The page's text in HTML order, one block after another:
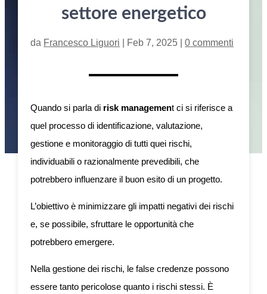
settore energetico
da Francesco Liguori Feb 7, 2025 |0 commenti
Quando si parla di risk management ci si riferisce a
quel processo di identificazione, valutazione,
gestione e monitoraggio di tutti quei rischi,
individuabili o razionalmente prevedibili, che
potrebbero influenzare il buon esito di un progetto.
L’obiettivo è minimizzare gli impatti negativi dei rischi
e, se possibile, sfruttare le opportunità che
potrebbero emergere.
Nella gestione dei rischi, le false credenze possono
essere tanto pericolose quanto i rischi stessi. È